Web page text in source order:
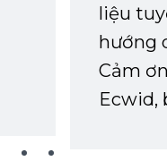
liệu
hướng
Cảm
Ecwid,